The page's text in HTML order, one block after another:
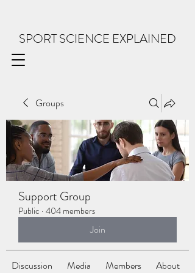
SPORT SCIENCE EXPLAINED
Groups
Support Group
Public · 404 members
Join
Discussion Media Members About